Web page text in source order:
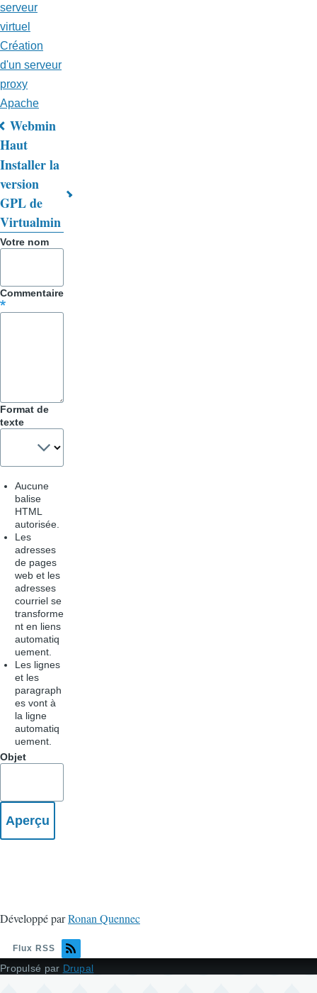
serveur
virtuel
Création
d'un serveur
proxy
Apache
Liens
transversaux
de
livre
pour
&
Webmin
Haut
Installer la
version
GPL de
Virtualmin
Votre nom
Commentaire
Format de
texte
Aucune
balise
HTML
autorisée.
Les
adresses
de pages
web et les
adresses
courriel se
transforme
nt en liens
automatiq
uement.
Les lignes
et les
paragraph
es vont à
la ligne
automatiq
uement.
Objet
Développé parRonan Quennec
Flux RSS
Propulsé par Drupal